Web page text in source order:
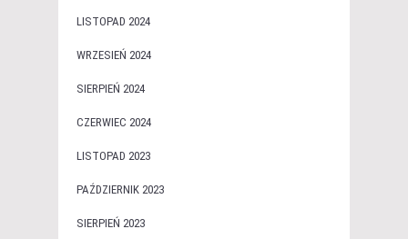
LISTOPAD 2024
WRZESIEŃ 2024
SIERPIEŃ 2024
CZERWIEC 2024
LISTOPAD 2023
PAŹDZIERNIK 2023
SIERPIEŃ 2023